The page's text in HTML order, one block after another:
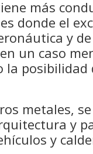
más
donde el
y
un caso
metales,
y
y